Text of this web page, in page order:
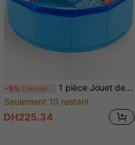
-5% Dernières 6 heures
1 pièce Jouet de piscine pliable pour chat, bol d'eau portable pour chat intérieur/extérieur, ensemble de divertissement interactif pour chat, essentiel d'été pour chat, laissez votre chat s'amuser, jouets pour oiseaux, tour pour chat, tour d'arbre pour chat
Seulement 10 restant
DH225.34